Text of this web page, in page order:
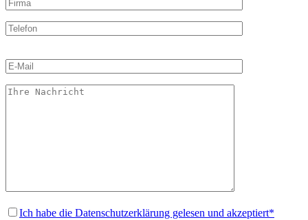
lasse
Feld
Ich habe die Datenschutzerklärung gelesen und akzeptiert*